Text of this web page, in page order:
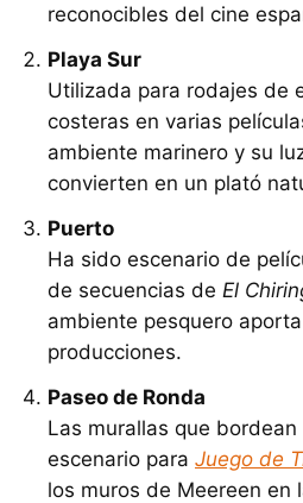
reconocibles del cine
Playa Sur
Utilizada para rodajes de
costeras en varias
ambiente marinero y su
convierten en un plató
Puerto
Ha sido escenario de
de secuencias de El
ambiente pesquero
producciones.
Paseo de Ronda
Las murallas que
escenario para Juego de
los muros de Meereen en